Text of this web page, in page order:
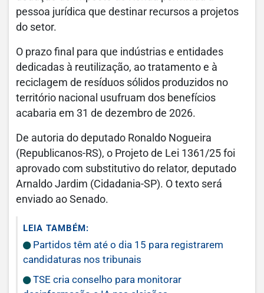
pessoa jurídica que destinar recursos a projetos
do setor.
O prazo final para que indústrias e entidades
dedicadas à reutilização, ao tratamento e à
reciclagem de resíduos sólidos produzidos no
território nacional usufruam dos benefícios
acabaria em 31 de dezembro de 2026.
De autoria do deputado Ronaldo Nogueira
(Republicanos-RS), o Projeto de Lei 1361/25 foi
aprovado com substitutivo do relator, deputado
Arnaldo Jardim (Cidadania-SP). O texto será
enviado ao Senado.
LEIA TAMBÉM:
Partidos têm até o dia 15 para registrarem
candidaturas nos tribunais
TSE cria conselho para monitorar